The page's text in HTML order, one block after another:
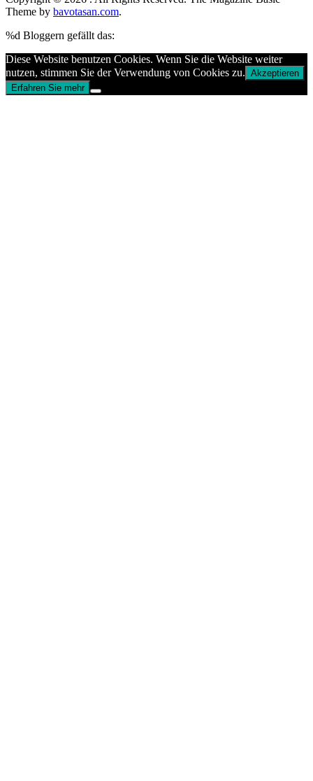
Theme by bavotasan.com.
%d Bloggern gefällt das:
Diese Website benutzen Cookies. Wenn Sie die Website weiter
nutzen, stimmen Sie der Verwendung von Cookies zu. Akzeptieren
Erfahren Sie mehr